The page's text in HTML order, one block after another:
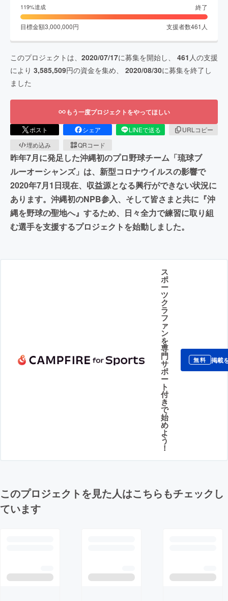
119%達成 終了
目標金額3,000,000円 支援者数461 人
このプロジェクトは、 2020/07/17に募集を開始し、 461 人の支援
により 3,585,509円の資金を集め、 2020/08/30に募集を終了し
ました
もう一度プロジェクトをやってほしい
ポスト シェア LINEで送る
URLコピー
埋め込み
QRコード
昨年7月に発足した沖縄初のプロ野球チーム「琉球ブ
ルーオーシャンズ」は、新型コロナウイルスの影響で
2020年7月1日現在、収益源となる興行ができない状況に
あります。沖縄初のNPB参入、そして皆さまと共に『沖
縄を野球の聖地へ』するため、日々全力で練習に取り組
む選手を支援するプロジェクトを始動しました。
ス
ポ
ー
ツ
ク
ラ
フ
ァ
ン
を
専
門
サ
ポ
ー
ト
付
き
で
始
め
よ
う
！
無料 掲載
このプロジェクトを見た人はこちらもチェックし
ています